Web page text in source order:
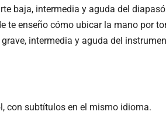
baja, intermedia y aguda del
te enseño cómo ubicar la mano por
intermedia y aguda del
con subtítulos en el mismo idioma.